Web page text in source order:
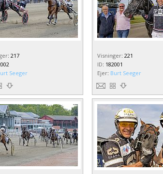
: 217
Seeger
Visninger: 221
ID: 182001
Ejer: Burt Seeger